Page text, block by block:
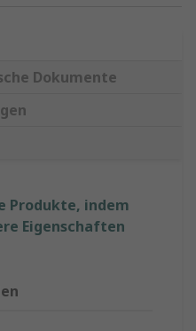
Dokumente
Produkte, indem
Eigenschaften